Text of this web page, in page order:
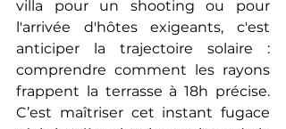
villa pour un shooting ou pour
l'arrivée d'hôtes exigeants, c'est
anticiper la trajectoire solaire :
comprendre comment les rayons
frappent la terrasse à 18h précise.
C’est maîtriser cet instant fugace